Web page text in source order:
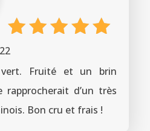
Note
sur 5
Fruité et un brin
d’un très
Bon cru et frais !